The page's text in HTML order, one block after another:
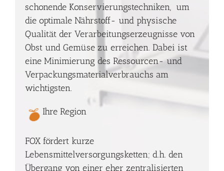
schonende Konservierungstechniken, um
die optimale Nährstoff- und physische
Qualität der Verarbeitungserzeugnisse von
Obst und Gemüse zu erreichen. Dabei ist
eine Minimierung des Ressourcen- und
Verpackungsmaterialverbrauchs am
wichtigsten.
Ihre Region
FOX fördert kurze
Lebensmittelversorgungsketten; d.h. den
Übergang von einer eher zentralisierten